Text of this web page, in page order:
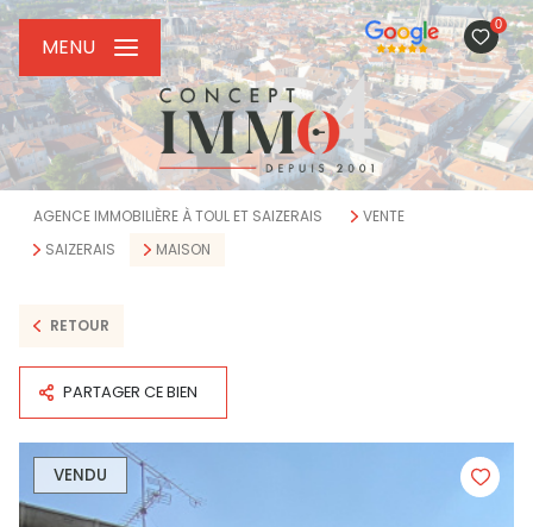
0
MENU
AGENCE IMMOBILIÈRE À TOUL ET SAIZERAIS
VENTE
SAIZERAIS
MAISON
RETOUR
PARTAGER CE BIEN
VENDU